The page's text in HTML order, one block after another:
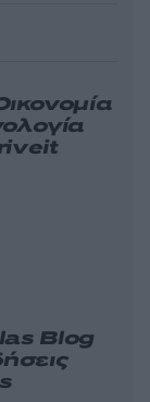
Blog